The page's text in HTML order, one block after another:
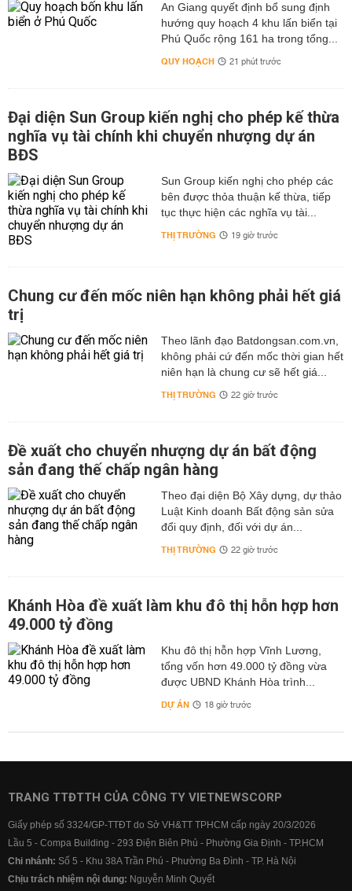
An Giang quyết định bổ sung định
hướng quy hoạch 4 khu lấn biển tại
Phú Quốc rộng 161 ha trong tổng...
QUY HOẠCH 21 phút trước
Đại diện Sun Group kiến nghị cho phép kế thừa
nghĩa vụ tài chính khi chuyển nhượng dự án
BĐS
Sun Group kiến nghị cho phép các
bên được thỏa thuận kế thừa, tiếp
tục thực hiện các nghĩa vụ tài...
THỊ TRƯỜNG 19 giờ trước
Chung cư đến mốc niên hạn không phải hết giá
trị
Theo lãnh đạo Batdongsan.com.vn,
không phải cứ đến mốc thời gian hết
niên hạn là chung cư sẽ hết giá...
THỊ TRƯỜNG 22 giờ trước
Đề xuất cho chuyển nhượng dự án bất động
sản đang thế chấp ngân hàng
Theo đại diện Bộ Xây dựng, dự thảo
Luật Kinh doanh Bất động sản sửa
đổi quy định, đối với dự án...
THỊ TRƯỜNG 22 giờ trước
Khánh Hòa đề xuất làm khu đô thị hỗn hợp hơn
49.000 tỷ đồng
Khu đô thị hỗn hợp Vĩnh Lương,
tổng vốn hơn 49.000 tỷ đồng vừa
được UBND Khánh Hòa trình...
DỰ ÁN 18 giờ trước
TRANG TTĐTTH CỦA CÔNG TY VIETNEWSCORP
Giấy phép số 3324/GP-TTĐT do Sở VH&TT TPHCM cấp ngày 20/3/2026
Lầu 5 - Compa Building - 293 Điện Biên Phủ - Phường Gia Định - TP.HCM
Chi nhánh: Số 5 - Khu 38A Trần Phú - Phường Ba Đình - TP. Hà Nội
Chịu trách nhiệm nội dung: Nguyễn Minh Quyết